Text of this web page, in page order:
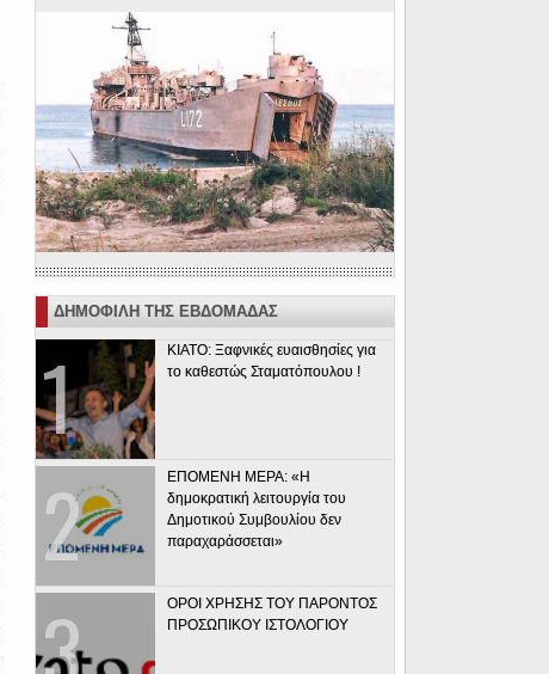
ΔΗΜΟΦΙΛΗ ΤΗΣ ΕΒΔΟΜΑΔΑΣ
ΚΙΑΤΟ: Ξαφνικές ευαισθησίες για
το καθεστώς Σταματόπουλου !
ΕΠΟΜΕΝΗ ΜΕΡΑ: «Η
δημοκρατική λειτουργία του
Δημοτικού Συμβουλίου δεν
παραχαράσσεται»
ΟΡΟΙ ΧΡΗΣΗΣ ΤΟΥ ΠΑΡΟΝΤΟΣ
ΠΡΟΣΩΠΙΚΟΥ ΙΣΤΟΛΟΓΙΟΥ